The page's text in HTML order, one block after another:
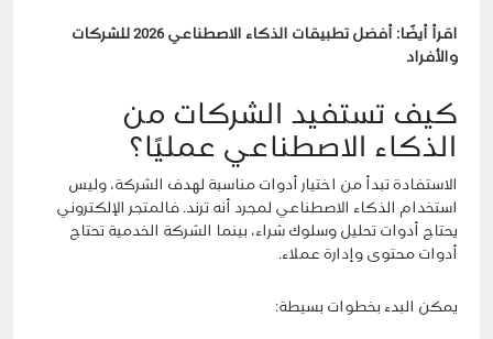
اقرأ أيضًا:
أفضل تطبيقات الذكاء الاصطناعي 2026 للشركات
والأفراد
كيف تستفيد الشركات من
الذكاء الاصطناعي عمليًا؟
الاستفادة تبدأ من اختيار أدوات مناسبة لهدف الشركة، وليس
استخدام الذكاء الاصطناعي لمجرد أنه ترند. فالمتجر الإلكتروني
يحتاج أدوات تحليل وسلوك شراء، بينما الشركة الخدمية تحتاج
أدوات محتوى وإدارة عملاء.
يمكن البدء بخطوات بسيطة: